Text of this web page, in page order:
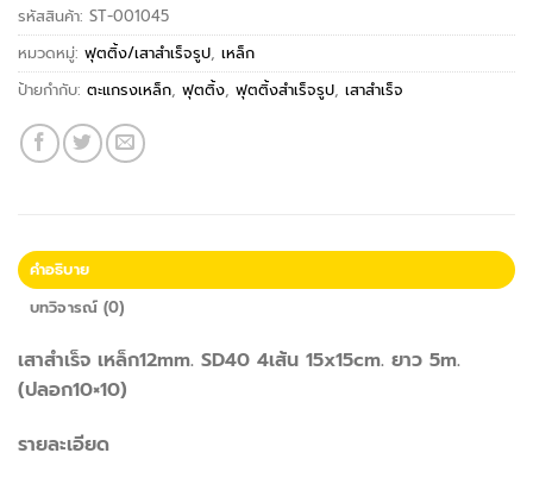
รหัสสินค้า: ST-001045
หมวดหมู่: ฟุตติ้ง/เสาสำเร็จรูป, เหล็ก
ป้ายกำกับ: ตะแกรงเหล็ก, ฟุตติ้ง, ฟุตติ้งสำเร็จรูป, เสาสำเร็จ
คำอธิบาย
บทวิจารณ์ (0)
เสาสำเร็จ เหล็ก12mm. SD40 4เส้น 15x15cm. ยาว 5m.
(ปลอก10×10)
รายละเอียด